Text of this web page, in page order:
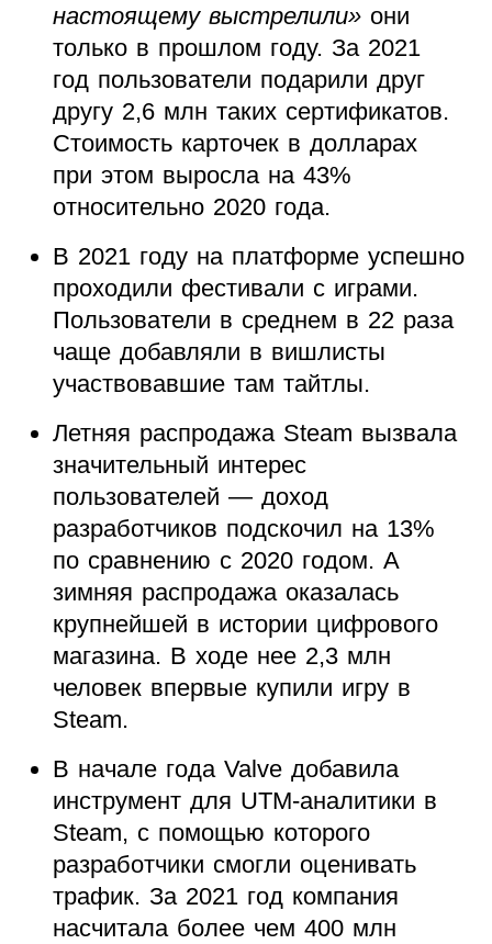
настоящему выстрелили»они
только в прошлом году. За 2021
год пользователи подарили друг
другу 2,6 млн таких сертификатов.
Стоимость карточек в долларах
при этом выросла на 43%
относительно 2020 года.
В 2021 году на платформе успешно
проходили фестивали с играми.
Пользователи в среднем в 22 раза
чаще добавляли в вишлисты
участвовавшие там тайтлы.
Летняя распродажа Steam вызвала
значительный интерес
пользователей — доход
разработчиков подскочил на 13%
по сравнению с 2020 годом. А
зимняя распродажа оказалась
крупнейшей в истории цифрового
магазина. В ходе нее 2,3 млн
человек впервые купили игру в
Steam.
В начале года Valve добавила
инструмент для UTM-аналитики в
Steam, с помощью которого
разработчики смогли оценивать
трафик. За 2021 год компания
насчитала более чем 400 млн